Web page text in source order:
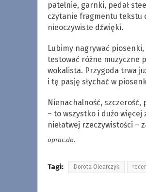
patelnie, garnki, pedał
czytanie fragmentu tekstu
nieoczywiste dźwięki.
Lubimy nagrywać
testować różne muzyczne
wokalista. Przygoda trwa
i tę pasję słychać w
Nienachalność,
– to wszystko i dużo
niełatwej rzeczywistości –
oprac.do.
Tagi: Dorota Olearczyk